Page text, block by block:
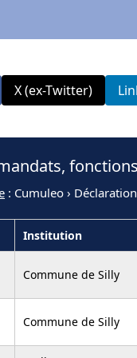
X (ex-Twitter)
: Cumuleo ›
Institution
Commune de Silly
Commune de Silly